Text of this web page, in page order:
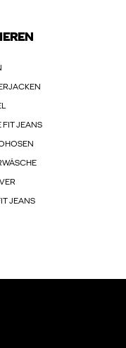
FIT JEANS
JEANS